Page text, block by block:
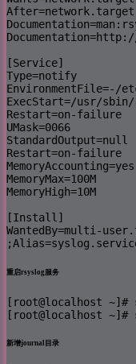
[Service]
Type=notify
EnvironmentFile=-/
ExecStart=/usr/sbin/
Restart=on-failure
UMask=0066
StandardOutput=null
Restart=on-failure
MemoryAccounting=yes
MemoryMax=100M
MemoryHigh=10M
[Install]
WantedBy=multi-
重启rsyslog服务
[root@localhost ~]#
[root@localhost
新增journal目录